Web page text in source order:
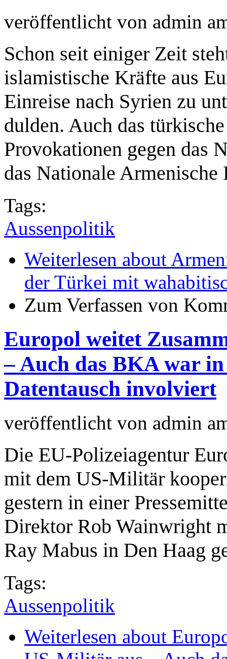
veröffentlicht von admin
Schon seit einiger Zeit
islamistische Kräfte aus
Einreise nach Syrien zu
dulden. Auch das
Provokationen gegen das
das Nationale
Tags:
Aussenpolitik
Weiterlesen about
der Türkei mit
Zum Verfassen von
Europol weitet
– Auch das BKA war
Datentausch involviert
veröffentlicht von admin
Die EU-Polizeiagentur
mit dem US-Militär
gestern in einer
Direktor Rob Wainwright
Ray Mabus in Den Haag
Tags:
Aussenpolitik
Weiterlesen about